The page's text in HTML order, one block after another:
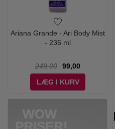
Ariana Grande - Ari Body Mist
- 236 ml
249,00
99,00
LÆG I KURV